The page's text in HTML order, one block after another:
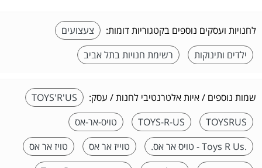
לחנויות ועסקים נוספים בקטגוריות דומות:
צעצועים
ילדים ותינוקות
רשימת חנויות בתל אביב
שמות נוספים / איות אלטרנטיבי לחנות / עסק:
TOYS'R'US
TOYSRUS
TOYS-R-US
טויס-אר-אס
.Toys R Us - טויס אר אס.
טוייז אר אס
טויז אר אס